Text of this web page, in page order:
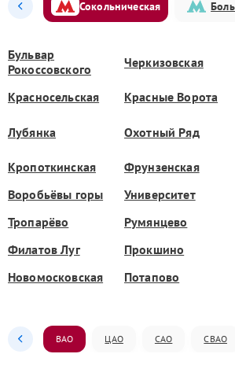
Сокольническая
Бульвар
Рокоссовского
Черкизовская
Красносельская
Красные Ворота
Лубянка Охотный Ряд
Кропоткинская
Фрунзенская
Воробьёвы горы
Университет
Тропарёво
Румянцево
Филатов Луг
Прокшино
Новомосковская
Потапово
ВАО ЦАО САО СВАО